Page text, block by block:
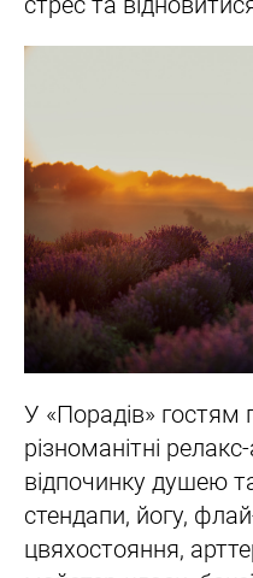
У «Порадів» гостям
різноманітні
відпочинку душею
стендапи, йогу,
цвяхостояння,